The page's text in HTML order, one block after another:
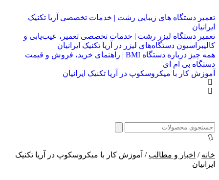
تعمیر دستگاه های زیبایی رشت | خدمات تخصصی آریا تکنیک
ایرانیان
تعمیر دستگاه لیزر رشت | خدمات تخصصی تعمیر، عیب‌یابی و
کالیبراسیون دستگاه‌های لیزر در آریا تکنیک ایرانیان
همه چیز درباره دستگاه BMI | راهنمای خرید، فروش و قیمت
دستگاه بی ام ای
آموزش کار با میکروسکوپ در آریا تکنیک ایرانیان
خانه / اخبار و مطالب / آموزش کار با میکروسکوپ در آریا تکنیک
ایرانیان